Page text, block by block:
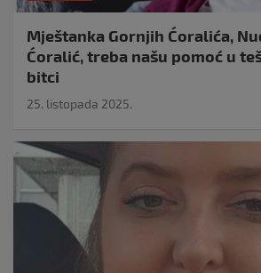
Mještanka Gornjih Ćoralića,
Ćoralić, treba našu pomoć u
bitci
25. listopada 2025.